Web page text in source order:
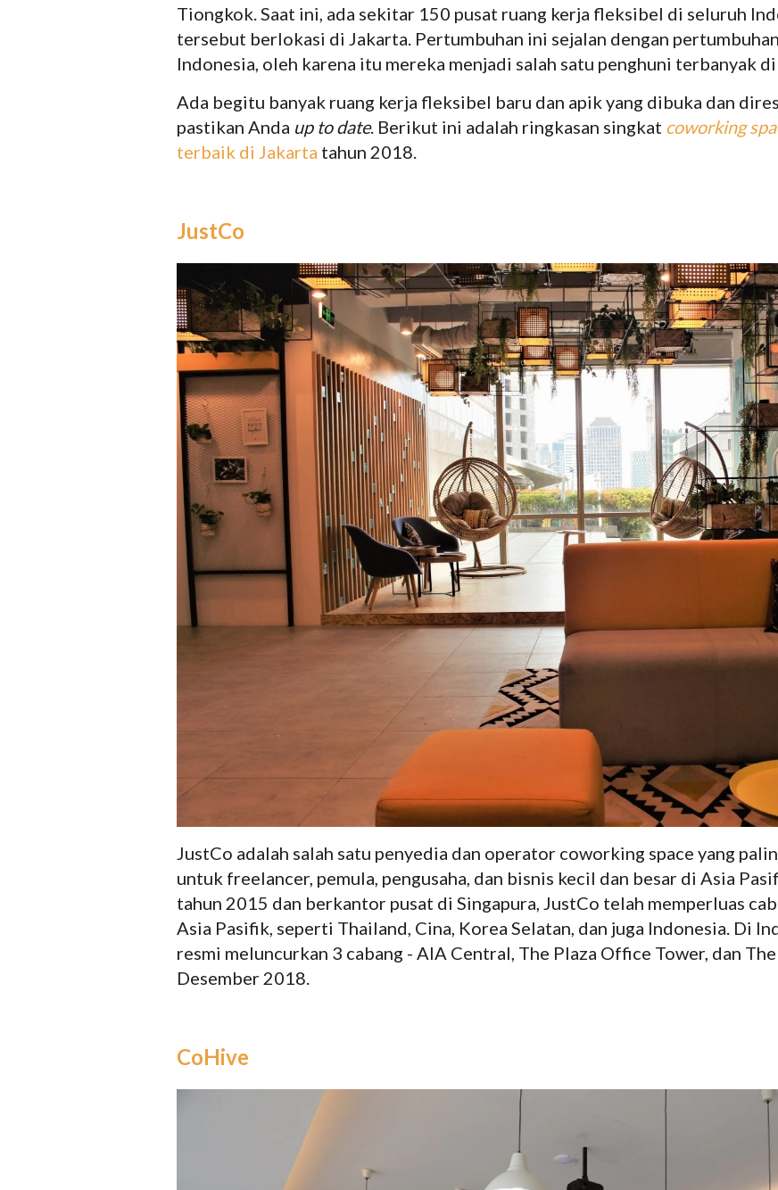
Tiongkok. Saat ini, ada sekitar 150 pusat ruang kerja fleksibel di seluruh
tersebut berlokasi di Jakarta. Pertumbuhan ini sejalan dengan
Indonesia, oleh karena itu mereka menjadi salah satu penghuni terbanyak
Ada begitu banyak ruang kerja fleksibel baru dan apik yang dibuka dan
pastikan Anda up to date. Berikut ini adalah ringkasan singkat coworking
terbaik di Jakarta tahun 2018.
JustCo
JustCo adalah salah satu penyedia dan operator coworking space yang
untuk freelancer, pemula, pengusaha, dan bisnis kecil dan besar di Asia
tahun 2015 dan berkantor pusat di Singapura, JustCo telah memperluas
Asia Pasifik, seperti Thailand, Cina, Korea Selatan, dan juga Indonesia. Di
resmi meluncurkan 3 cabang - AIA Central, The Plaza Office Tower, dan
Desember 2018.
CoHive